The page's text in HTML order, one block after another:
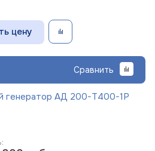
цену
Сравнить
генератор АД 200-Т400-1Р